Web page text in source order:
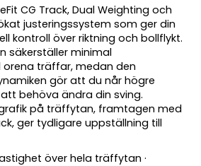
CG Track, Dual Weighting och
justeringssystem som ger din
kontroll över riktning och bollflykt.
säkerställer minimal
träffar, medan den
gör att du når högre
behöva ändra din sving.
på träffytan, framtagen med
ger tydligare uppställning till
över hela träffytan ·